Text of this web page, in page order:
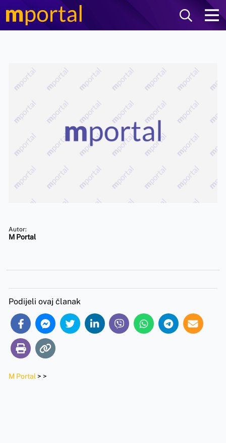
Autor:
M Portal
Podijeli ovaj članak
M Portal > >